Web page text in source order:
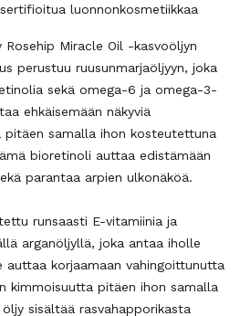
luonnonkosmetiikkaa
Rosehip Miracle Oil -kasvoöljyn
perustuu ruusunmarjaöljyyn, joka
sekä omega-6 ja omega-3-
ehkäisemään näkyviä
pitäen samalla ihon kosteutettuna
bioretinoli auttaa edistämään
parantaa arpien ulkonäköä.
runsaasti E-vitamiinia ja
arganöljyllä, joka antaa iholle
auttaa korjaamaan vahingoittunutta
kimmoisuutta pitäen ihon samalla
sisältää rasvahapporikasta